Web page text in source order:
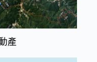
產